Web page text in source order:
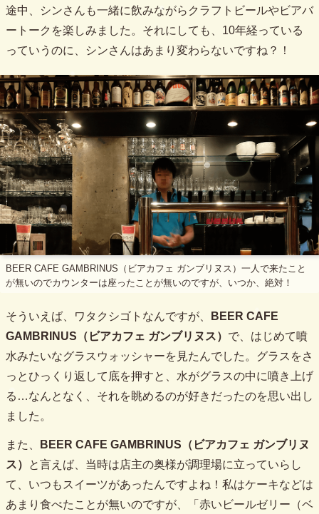
途中、シンさんも一緒に飲みながらクラフトビールやビアバ
ートークを楽しみました。それにしても、10年経っている
っていうのに、シンさんはあまり変わらないですね？！
BEER CAFE GAMBRINUS（ビアカフェ ガンブリヌス）一人で来たこと
が無いのでカウンターは座ったことが無いのですが、いつか、絶対！
そういえば、ワタクシゴトなんですが、
BEER CAFE
GAMBRINUS（ビアカフェ ガンブリヌス） で、はじめて噴
水みたいなグラスウォッシャーを見たんでした。グラスをさ
っとひっくり返して底を押すと、水がグラスの中に噴き上げ
る…なんとなく、それを眺めるのが好きだったのを思い出し
ました。
また、
BEER CAFE GAMBRINUS（ビアカフェ ガンブリヌ
ス）
と言えば、当時は店主の奥様が調理場に立っていらし
て、いつもスイーツがあったんですよね！私はケーキなどは
あまり食べたことが無いのですが、「赤いビールゼリー（ベ